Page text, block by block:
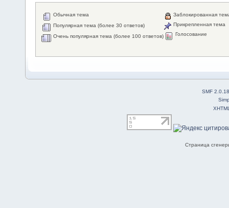
Обычная тема
Популярная тема (более 30 ответов)
Очень популярная тема (более 100 ответов)
Заблокированная
Прикрепленная тема
Голосование
SMF 2.0.18
Страница